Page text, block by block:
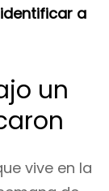
a
un
vive en la